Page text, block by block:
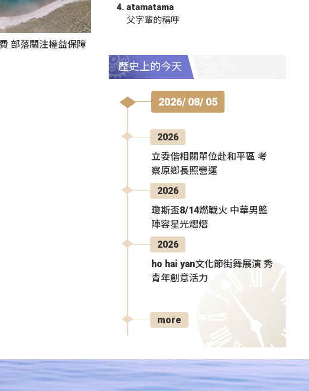
部落關注權益保障
atamatama
父字輩的稱呼
歷史上的今天
2026/ 08/ 05
2026
立委偕相關單位赴和平區 考
察原鄉長照營運
2026
瓊斯盃8/14燃戰火 中華男籃
陣容星光熠熠
2026
ho hai yan文化節街舞展演 秀
青年創意活力
more